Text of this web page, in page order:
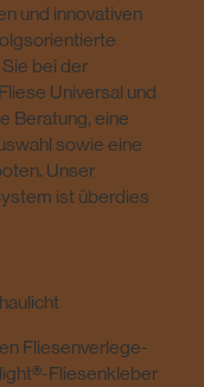
und innovativen
bei der
Universal und
Beratung, eine
sowie eine
Unser
ist überdies
Fliesenverlege-
Fliesenkleber